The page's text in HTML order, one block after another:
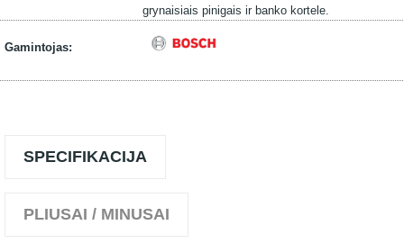
grynaisiais pinigais ir banko kortele.
Gamintojas:
SPECIFIKACIJA
PLIUSAI / MINUSAI